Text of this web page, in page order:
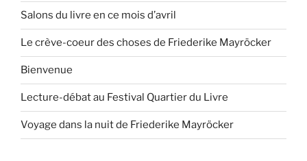
Salons du livre en ce mois d’avril
Le crève-coeur des choses de Friederike Mayröcker
Bienvenue
Lecture-débat au Festival Quartier du Livre
Voyage dans la nuit de Friederike Mayröcker